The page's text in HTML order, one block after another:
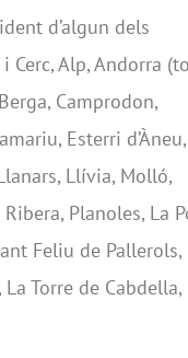
d’algun dels
Alp, Andorra
Camprodon,
Esterri d’Àneu,
Llívia, Molló,
Planoles, La
Feliu de Pallerols,
Torre de Cabdella,